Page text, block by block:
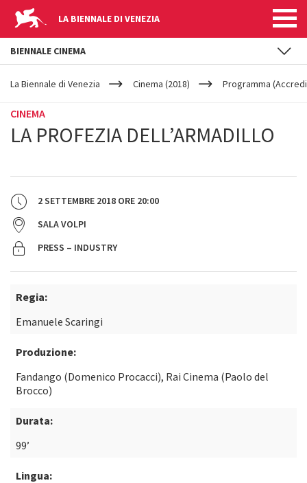
LA BIENNALE DI VENEZIA
YOUR
ARE
La Biennale di Venezia Cinema (2018) Programma
CINEMA
LA PROFEZIA DELL’ARMADILLO
2 SETTEMBRE 2018 ORE 20:00
SALA VOLPI
PRESS – INDUSTRY
Regia:
Emanuele Scaringi
Produzione:
Fandango (Domenico Procacci), Rai Cinema (Paolo del
Brocco)
Durata:
99’
Lingua:
BIENNALE CINEMA